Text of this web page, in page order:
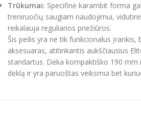
Trūkumai: Specifinė karambit forma
treniruočių saugiam naudojimui,
reikalauja reguliarios priežiūros.
Šis peilis yra ne tik funkcionalus įrankis,
aksesuaras, atitinkantis aukščiausius
standartus. Dėka kompaktiško 190 mm
dėklą ir yra paruoštas veiksmui bet